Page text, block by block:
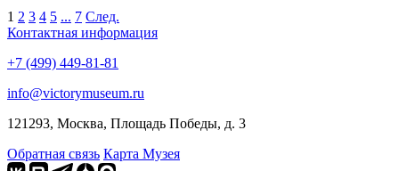
1 2 3 4 5 ... 7 След.
Контактная информация
+7 (499) 449-81-81
info@victorymuseum.ru
121293, Москва, Площадь Победы, д. 3
Обратная связь Карта Музея